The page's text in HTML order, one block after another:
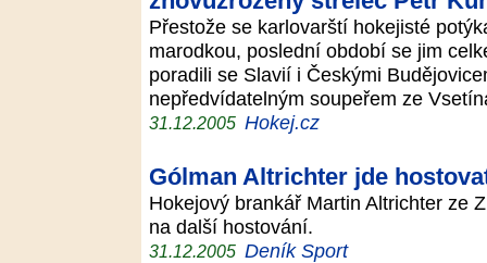
Přestože se karlovarští hokejisté
marodkou, poslední období se jim
poradili se Slavií i Českými
nepředvídatelným soupeřem ze
31.12.2005 Hokej.cz
Gólman Altrichter jde
Hokejový brankář Martin Altrichter ze
na další hostování.
31.12.2005 Deník Sport